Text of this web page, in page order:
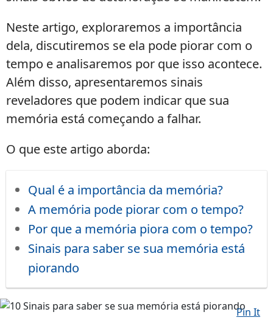
Neste artigo, exploraremos a importância
dela, discutiremos se ela pode piorar com o
tempo e analisaremos por que isso acontece.
Além disso, apresentaremos sinais
reveladores que podem indicar que sua
memória está começando a falhar.
O que este artigo aborda:
Qual é a importância da memória?
A memória pode piorar com o tempo?
Por que a memória piora com o tempo?
Sinais para saber se sua memória está
piorando
Pin It